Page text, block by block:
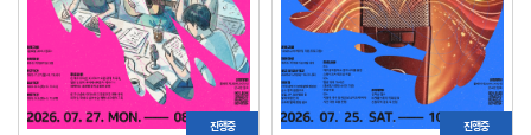
진행중 진행중